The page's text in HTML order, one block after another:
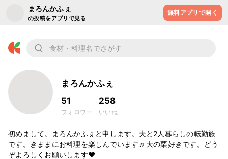
まろんかふぇ
の投稿をアプリで見る
無料アプリで開く
まろんかふぇ
51
フォロワー
258
いいね
初めまして。まろんかふぇと申します。夫と2人暮らしの転勤族
です。きままにお料理を楽しんでいます♬大の栗好きです。どう
ぞよろしくお願いします♥